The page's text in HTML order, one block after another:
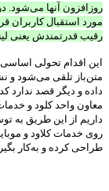
روزافزون آنها می‌شود.
مورد استقبال کاربران
رقیب قدرتمندش یعنی
این اقدام تحولی
متن‌باز تلقی می‌شود و
داده و دیگر قصد ندارد
معاون واحد کلود و
داریم از این طریق به
روی خدمات کلاود و
طراحی کرده و به‌کار